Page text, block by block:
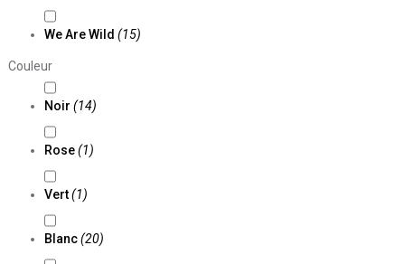
We Are Wild (15)
Couleur
Noir (14)
Rose(1)
Vert(1)
Blanc(20)